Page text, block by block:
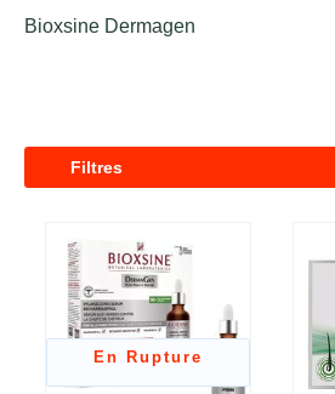
Bioxsine Dermagen
Filtres
En Rupture